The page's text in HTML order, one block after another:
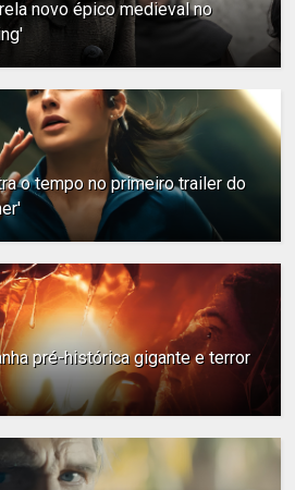
novo épico medieval no
o tempo no primeiro trailer do
pré-histórica gigante e terror